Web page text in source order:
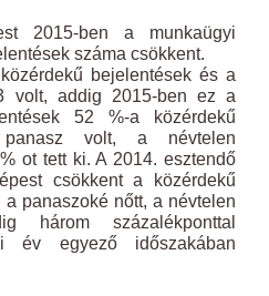
2015-ben a munkaügyi
száma csökkent.
bejelentések és a
volt, addig 2015-ben ez a
52 %-a közérdekű
volt, a névtelen
ot tett ki. A 2014. esztendő
csökkent a közérdekű
panaszoké nőtt, a névtelen
három százalékponttal
év egyező időszakában